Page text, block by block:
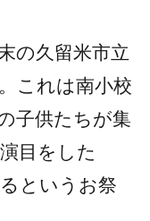
の久留米市立
これは南小校
子供たちが集
目をした
というお祭